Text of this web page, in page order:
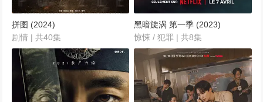
拼图 (2024)
剧情 | 共40集
黑暗旋涡 第一季 (2023)
惊悚 / 犯罪 | 共8集